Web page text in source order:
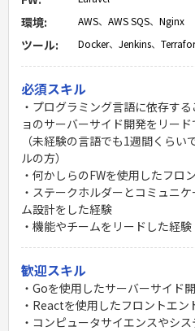
環境: AWS、 AWS SQS、 Nginx
ツール: Docker、 Jenkins、
必須スキル
・プログラミング言語に依存す
ョのサーバーサイド開発をリー
（未経験の言語でも1週間くら
ルの方）
・何かしらのFWを使用したフロ
・ステークホルダーとコミュニ
ム設計をした経験
・機能やチームをリードした経験
歓迎スキル
・Goを使用したサーバーサイド
・Reactを使用したフロントエン
・コンピュータサイエンスやシ